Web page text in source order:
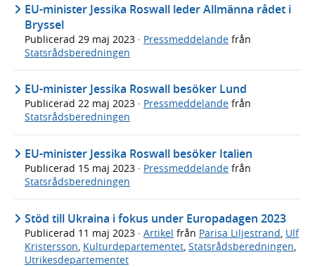
EU-minister Jessika Roswall leder Allmänna rådet i
Bryssel
Publicerad 29 maj 2023 · Pressmeddelande från
Statsrådsberedningen
EU-minister Jessika Roswall besöker Lund
Publicerad 22 maj 2023 · Pressmeddelande från
Statsrådsberedningen
EU-minister Jessika Roswall besöker Italien
Publicerad 15 maj 2023 · Pressmeddelande från
Statsrådsberedningen
Stöd till Ukraina i fokus under Europadagen 2023
Publicerad 11 maj 2023 · Artikel från Parisa Liljestrand Ulf
Kristersson Kulturdepartementet Statsrådsberedningen
Utrikesdepartementet